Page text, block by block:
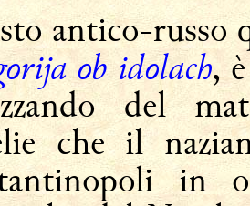
antico-russo
ob idolach,
del
che il
in